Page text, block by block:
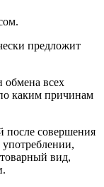
предложит
всех
каким причинам
после совершения
вид,